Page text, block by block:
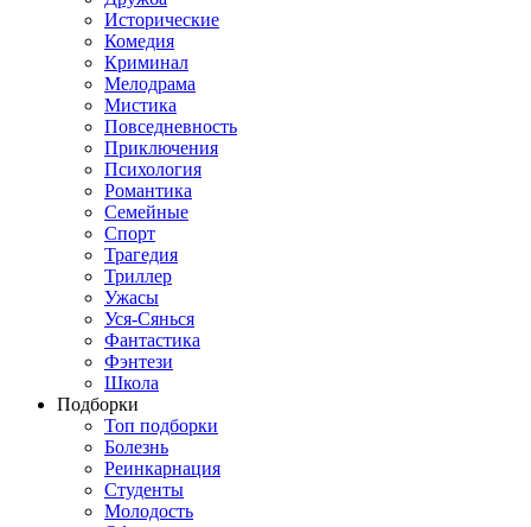
Исторические
Комедия
Криминал
Мелодрама
Мистика
Повседневность
Приключения
Психология
Романтика
Семейные
Спорт
Трагедия
Триллер
Ужасы
Уся-Сянься
Фантастика
Фэнтези
Школа
Подборки
Топ подборки
Болезнь
Реинкарнация
Студенты
Молодость